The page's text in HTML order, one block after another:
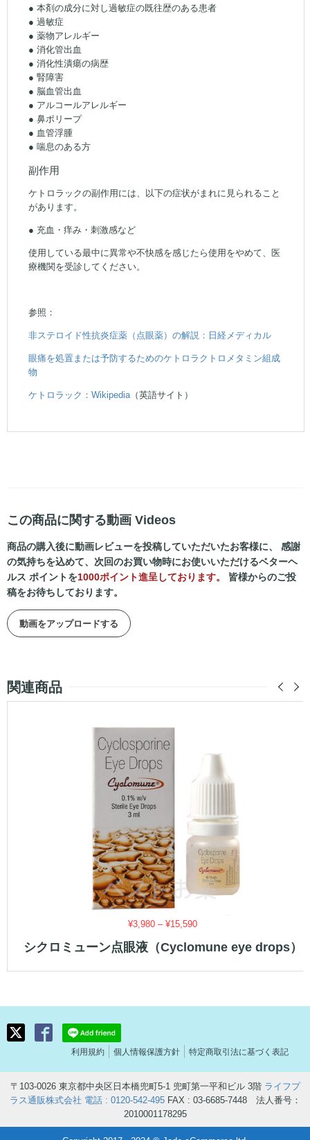
● 本剤の成分に対し過敏症の既往歴のある患者
● 過敏症
● 薬物アレルギー
● 消化管出血
● 消化性潰瘍の病歴
● 腎障害
● 脳血管出血
● アルコールアレルギー
● 鼻ポリープ
● 血管浮腫
● 喘息のある方
副作用
ケトロラックの副作用には、以下の症状がまれに見られること
があります。
● 充血・痒み・刺激感など
使用している最中に異常や不快感を感じたら使用をやめて、医
療機関を受診してください。
参照：
非ステロイド性抗炎症薬（点眼薬）の解説：日経メディカル
眼痛を処置または予防するためのケトロラクトロメタミン組成
物
ケトロラック：Wikipedia（英語サイト）
この商品に関する動画 Videos
商品の購入後に動画レビューを投稿していただいたお客様に、 感謝
の気持ちを込めて、次回のお買い物時にお使いいただけるベターヘ
ルス ポイントを1000ポイント進呈しております。
皆様からのご投
稿をお待ちしております。
動画をアップロードする
関連商品
¥3,980 –¥15,590価
帯:
シクロミューン点眼液（Cyclomune eye drops）
利用規約 個人情報保護方針 特定商取引法に基づく表記
〒103-0026 東京都中央区日本橋兜町5-1 兜町第一平和ビル 3階 ライフプ
ラス通販株式会社 電話 : 0120-542-495FAX : 03-6685-7448 法人番号：
2010001178295